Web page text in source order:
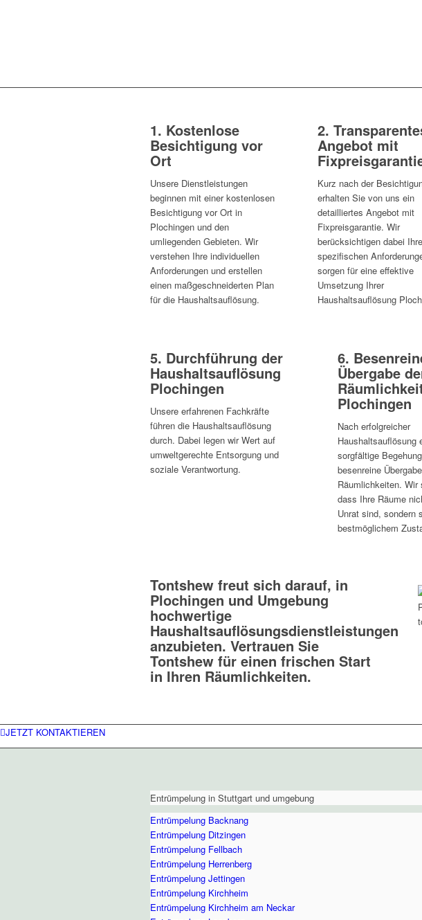
1. Kostenlose
Besichtigung vor
Ort
Unsere Dienstleistungen
beginnen mit einer kostenlosen
Besichtigung vor Ort in
Plochingen und den
umliegenden Gebieten. Wir
verstehen Ihre individuellen
Anforderungen und erstellen
einen maßgeschneiderten Plan
für die Haushaltsauflösung.
2.
Angebot mit
Kurz nach der
erhalten Sie von uns ein
detailliertes Angebot mit
Fixpreisgarantie. Wir
berücksichtigen dabei Ihre
spezifischen
sorgen für eine effektive
Umsetzung Ihrer
Haushaltsauflösung
5. Durchführung der
Haushaltsauflösung
Plochingen
Unsere erfahrenen Fachkräfte
führen die Haushaltsauflösung
durch. Dabei legen wir Wert auf
umweltgerechte Entsorgung und
soziale Verantwortung.
6.
Übergabe
Plochingen
Nach erfolgreicher
Haushaltsauflösung
sorgfältige
besenreine
Räumlichkeiten. Wir
dass Ihre Räume
Unrat sind, sondern
bestmöglichem
Tontshew freut sich darauf, in
Plochingen und Umgebung
hochwertige
Haushaltsauflösungsdienstleistungen
anzubieten. Vertrauen Sie
Tontshew für einen frischen Start
in Ihren Räumlichkeiten.
JETZT KONTAKTIEREN
Entrümpelung in Stuttgart und umgebung
Entrümpelung Backnang
Entrümpelung Ditzingen
Entrümpelung Fellbach
Entrümpelung Herrenberg
Entrümpelung Jettingen
Entrümpelung Kirchheim
Entrümpelung Kirchheim am Neckar